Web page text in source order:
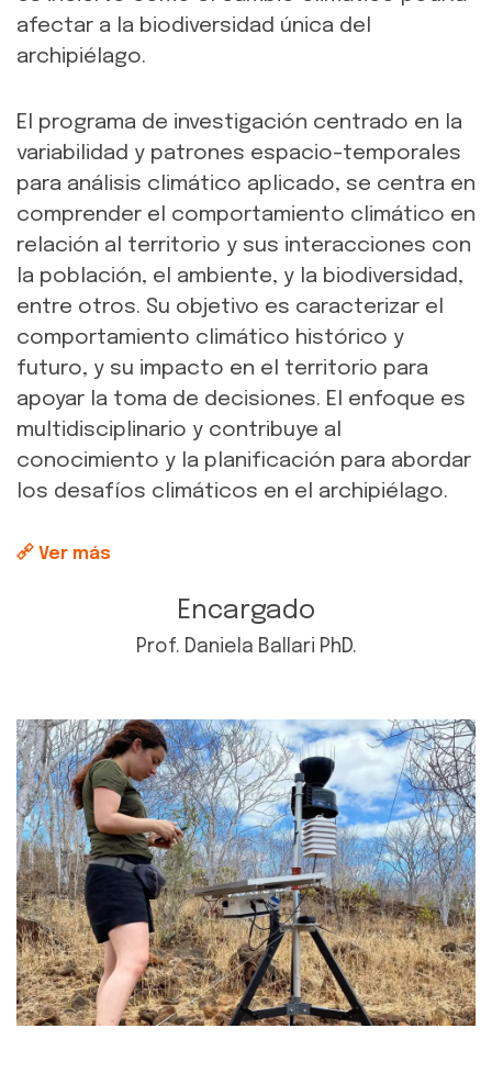
afectar a la biodiversidad única del
archipiélago.
El programa de investigación centrado en la
variabilidad y patrones espacio-temporales
para análisis climático aplicado, se centra en
comprender el comportamiento climático en
relación al territorio y sus interacciones con
la población, el ambiente, y la biodiversidad,
entre otros. Su objetivo es caracterizar el
comportamiento climático histórico y
futuro, y su impacto en el territorio para
apoyar la toma de decisiones. El enfoque es
multidisciplinario y contribuye al
conocimiento y la planificación para abordar
los desafíos climáticos en el archipiélago.
Ver más
Encargado
Prof. Daniela Ballari PhD.